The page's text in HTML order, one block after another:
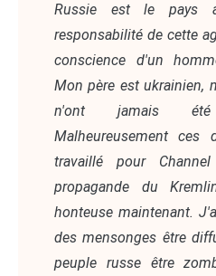
Russie est le pays
responsabilité de cette
conscience d'un
Mon père est ukrainien,
n'ont jamais
Malheureusement ces
travaillé pour
propagande du
honteuse maintenant.
des mensonges être
peuple russe être